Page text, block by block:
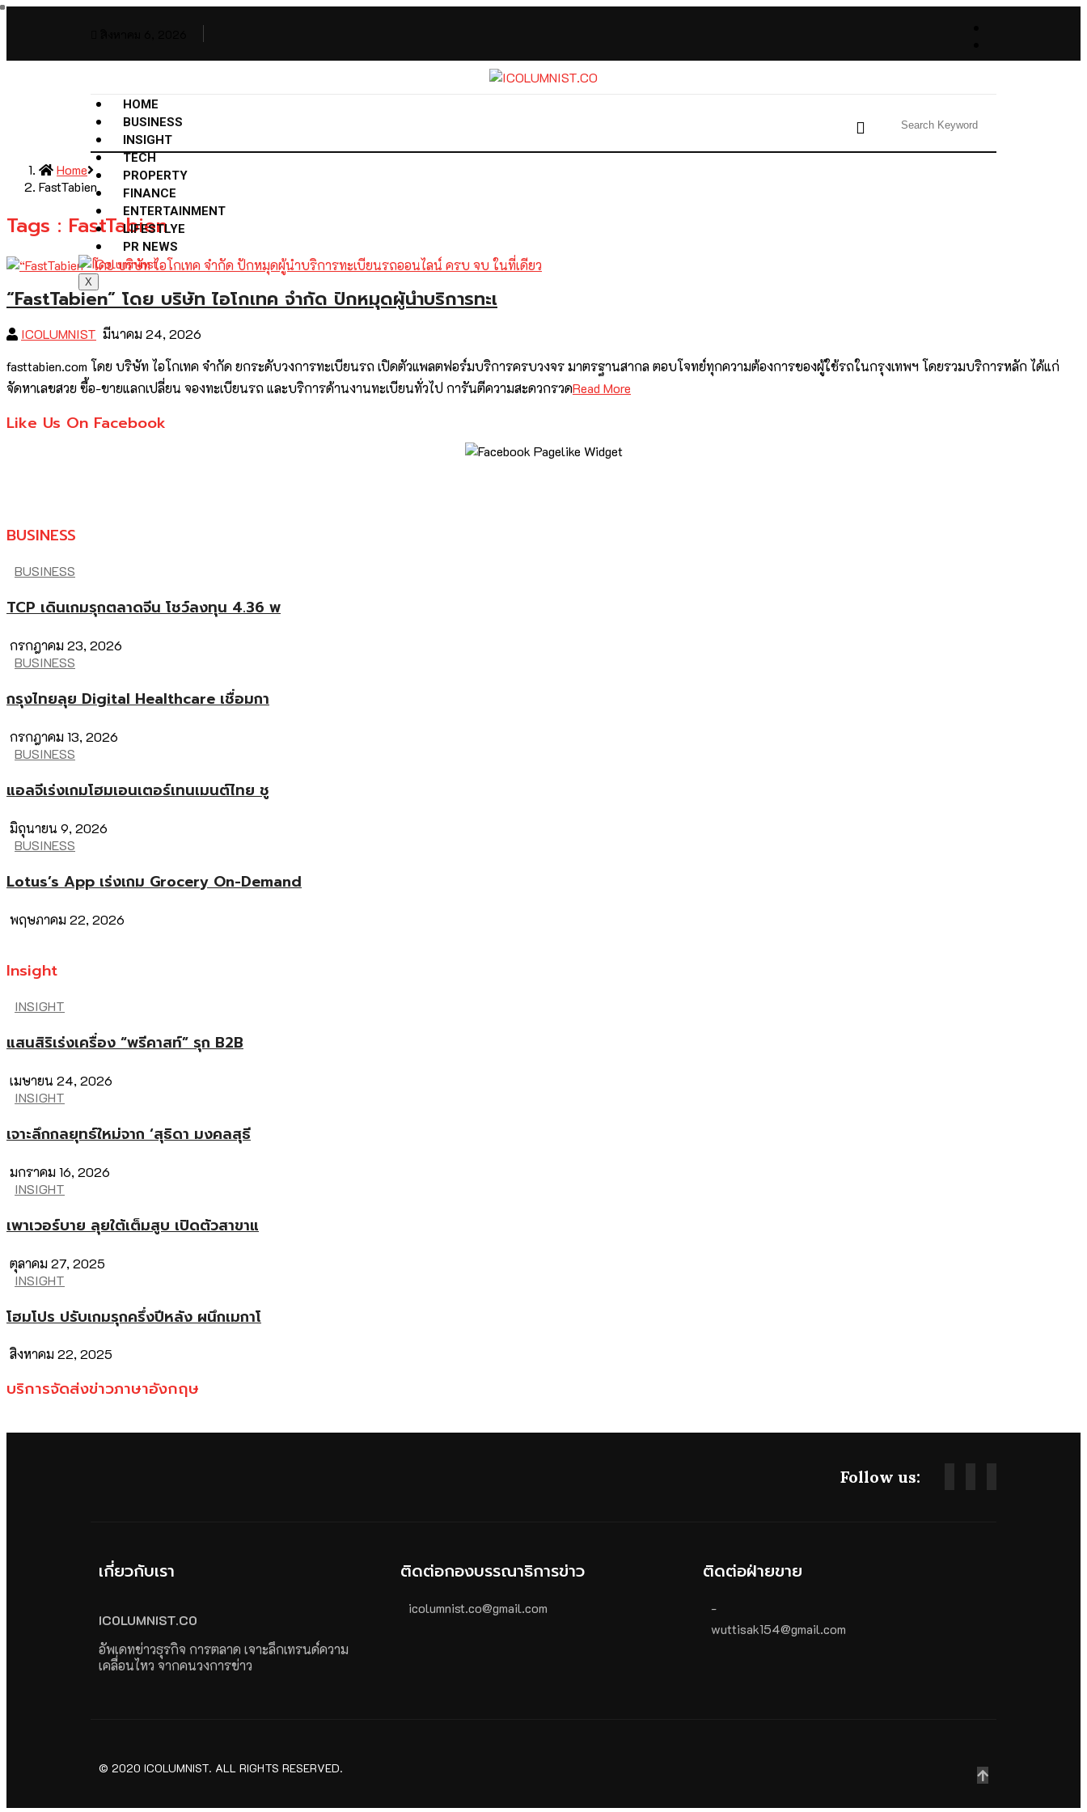
HOME
BUSINESS
INSIGHT
TECH
PROPERTY
FINANCE
ENTERTAINMENT
LIFESTLYE
PR NEWS
X
Home
FastTabien
Tags : FastTabien
“FastTabien” โดย บริษัท ไอโกเทค จำกัด ปักหมุดผู้นำบริการทะเ
ICOLUMNIST มีนาคม 24, 2026
fasttabien.com โดย บริษัท ไอโกเทค จำกัด ยกระดับวงการทะเบียนรถ เปิดตัวแพลตฟอร์มบริการครบวงจร มาตรฐานสากล ตอบโจทย์ทุกความต้องการของผู้ใช้รถในกรุงเทพฯ โดยรวมบริการหลัก ได้แก่
จัดหาเลขสวย ซื้อ-ขายแลกเปลี่ยน จองทะเบียนรถ และบริการด้านงานทะเบียนทั่วไป การันตีความสะดวกรวดRead More
Like Us On Facebook
BUSINESS
BUSINESS
TCP เดินเกมรุกตลาดจีน โชว์ลงทุน 4.36 พ
กรกฎาคม 23, 2026
BUSINESS
กรุงไทยลุย Digital Healthcare เชื่อมกา
กรกฎาคม 13, 2026
BUSINESS
แอลจีเร่งเกมโฮมเอนเตอร์เทนเมนต์ไทย ชู
มิถุนายน 9, 2026
BUSINESS
Lotus’s App เร่งเกม Grocery On-Demand
พฤษภาคม 22, 2026
Insight
INSIGHT
แสนสิริเร่งเครื่อง “พรีคาสท์” รุก B2B
เมษายน 24, 2026
INSIGHT
เจาะลึกกลยุทธ์ใหม่จาก ‘สุธิดา มงคลสุธี
มกราคม 16, 2026
INSIGHT
เพาเวอร์บาย ลุยใต้เต็มสูบ เปิดตัวสาขาแ
ตุลาคม 27, 2025
INSIGHT
โฮมโปร ปรับเกมรุกครึ่งปีหลัง ผนึกเมกาโ
สิงหาคม 22, 2025
บริการจัดส่งข่าวภาษาอังกฤษ
Follow us:
เกี่ยวกับเรา
ICOLUMNIST.CO
อัพเดทข่าวธุรกิจ การตลาด เจาะลึกเทรนด์ความ
เคลื่อนไหว จากคนวงการข่าว
ติดต่อกองบรรณาธิการข่าว
icolumnist.co@gmail.com
ติดต่อฝ่ายขาย
-
wuttisak154@gmail.com
© 2020 ICOLUMNIST. ALL RIGHTS RESERVED.